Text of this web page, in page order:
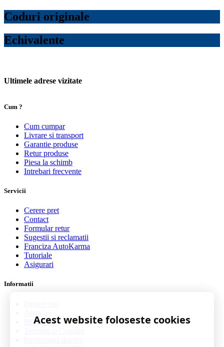
Coduri originale
Echivalente
Ultimele adrese vizitate
Cum ?
Cum cumpar
Livrare si transport
Garantie produse
Retur produse
Piesa la schimb
Intrebari frecvente
Servicii
Cerere pret
Contact
Formular retur
Sugestii si reclamatii
Franciza AutoKarma
Tutoriale
Asigurari
Informatii
Blog auto
Acest website foloseste cookies